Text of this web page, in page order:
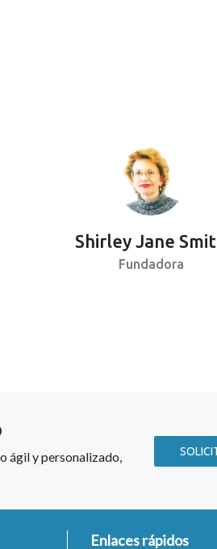
Shirley Jane
Fundadora
ágil y personalizado,
Enlaces rápidos